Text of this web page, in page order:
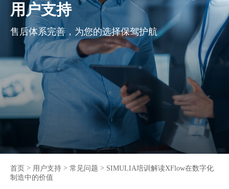
用户支持
售后体系完善，为您的选择保驾护航
首页 > 用户支持 > 常见问题 > SIMULIA培训解读XFlow在数字化
制造中的价值​